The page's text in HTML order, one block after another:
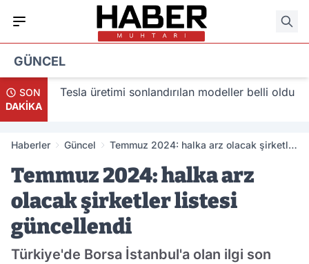
GÜNCEL
SON
DAKİKA
Tesla üretimi sonlandırılan modeller belli oldu
Haberler Güncel
Temmuz 2024: halka arz olacak şirketler
Temmuz 2024: halka arz
olacak şirketler listesi
güncellendi
Türkiye'de Borsa İstanbul'a olan ilgi son